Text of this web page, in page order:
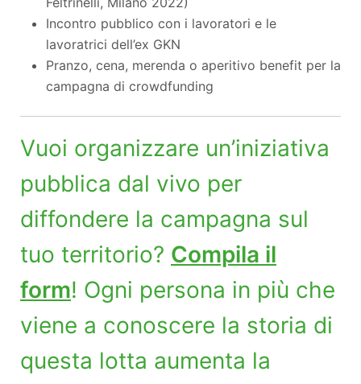
Incontro pubblico con i lavoratori e le
lavoratrici dell’ex GKN
Pranzo, cena, merenda o aperitivo benefit per la
campagna di crowdfunding
Vuoi organizzare un’iniziativa
pubblica dal vivo per
diffondere la campagna sul
tuo territorio? Compila il
form! Ogni persona in più che
viene a conoscere la storia di
questa lotta aumenta la